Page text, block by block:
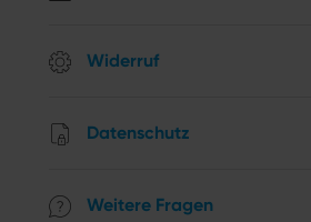
Widerruf
Datenschutz
Weitere Fragen